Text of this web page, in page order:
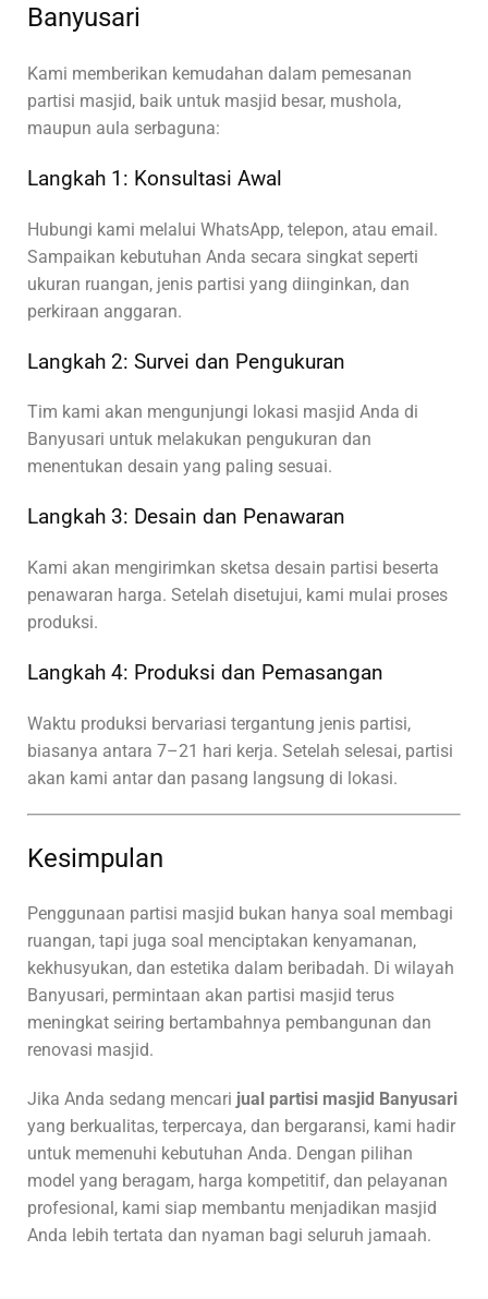
Banyusari
Kami memberikan kemudahan dalam pemesanan
partisi masjid, baik untuk masjid besar, mushola,
maupun aula serbaguna:
Langkah 1: Konsultasi Awal
Hubungi kami melalui WhatsApp, telepon, atau email.
Sampaikan kebutuhan Anda secara singkat seperti
ukuran ruangan, jenis partisi yang diinginkan, dan
perkiraan anggaran.
Langkah 2: Survei dan Pengukuran
Tim kami akan mengunjungi lokasi masjid Anda di
Banyusari untuk melakukan pengukuran dan
menentukan desain yang paling sesuai.
Langkah 3: Desain dan Penawaran
Kami akan mengirimkan sketsa desain partisi beserta
penawaran harga. Setelah disetujui, kami mulai proses
produksi.
Langkah 4: Produksi dan Pemasangan
Waktu produksi bervariasi tergantung jenis partisi,
biasanya antara 7–21 hari kerja. Setelah selesai, partisi
akan kami antar dan pasang langsung di lokasi.
Kesimpulan
Penggunaan partisi masjid bukan hanya soal membagi
ruangan, tapi juga soal menciptakan kenyamanan,
kekhusyukan, dan estetika dalam beribadah. Di wilayah
Banyusari, permintaan akan partisi masjid terus
meningkat seiring bertambahnya pembangunan dan
renovasi masjid.
Jika Anda sedang mencari jual partisi masjid Banyusari
yang berkualitas, terpercaya, dan bergaransi, kami hadir
untuk memenuhi kebutuhan Anda. Dengan pilihan
model yang beragam, harga kompetitif, dan pelayanan
profesional, kami siap membantu menjadikan masjid
Anda lebih tertata dan nyaman bagi seluruh jamaah.